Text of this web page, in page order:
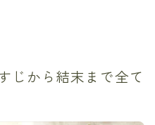
じから結末まで全て